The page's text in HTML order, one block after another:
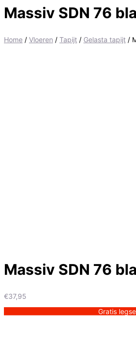
Massiv SDN 76
Home / Vloeren / Tapijt / Gelasta tapijt /
Massiv SDN 76
€37,95
Gratis